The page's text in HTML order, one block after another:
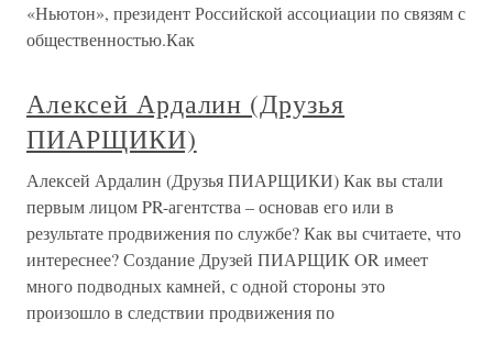
«Ньютон», президент Российской ассоциации по связям с
общественностью.Как
Алексей Ардалин (Друзья
ПИАРЩИКИ)
Алексей Ардалин (Друзья ПИАРЩИКИ) Как вы стали
первым лицом PR-агентства – основав его или в
результате продвижения по службе? Как вы считаете, что
интереснее? Создание Друзей ПИАРЩИК OR имеет
много подводных камней, с одной стороны это
произошло в следствии продвижения по